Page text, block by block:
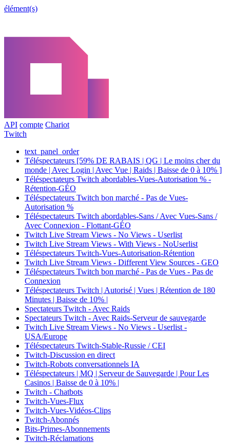
élément(s)
API compte Chariot
Twitch
text_panel_order
Téléspectateurs [59% DE RABAIS | QG | Le moins cher du
monde | Avec Login | Avec Vue | Raids | Baisse de 0 à 10% ]
Téléspectateurs Twitch abordables-Vues-Autorisation % -
Rétention-GÉO
Téléspectateurs Twitch bon marché - Pas de Vues-
Autorisation %
Téléspectateurs Twitch abordables-Sans / Avec Vues-Sans /
Avec Connexion - Flottant-GÉO
Twitch Live Stream Views - No Views - Userlist
Twitch Live Stream Views - With Views - NoUserlist
Téléspectateurs Twitch-Vues-Autorisation-Rétention
Twitch Live Stream Views - Different View Sources - GEO
Téléspectateurs Twitch bon marché - Pas de Vues - Pas de
Connexion
Téléspectateurs Twitch | Autorisé | Vues | Rétention de 180
Minutes | Baisse de 10% |
Spectateurs Twitch - Avec Raids
Spectateurs Twitch - Avec Raids-Serveur de sauvegarde
Twitch Live Stream Views - No Views - Userlist -
USA/Europe
Téléspectateurs Twitch-Stable-Russie / CEI
Twitch-Discussion en direct
Twitch-Robots conversationnels IA
Téléspectateurs | MQ | Serveur de Sauvegarde | Pour Les
Casinos | Baisse de 0 à 10% |
Twitch - Chatbots
Twitch-Vues-Flux
Twitch-Vues-Vidéos-Clips
Twitch-Abonnés
Bits-Primes-Abonnements
Twitch-Réclamations